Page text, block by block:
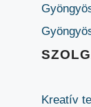
Kreatív